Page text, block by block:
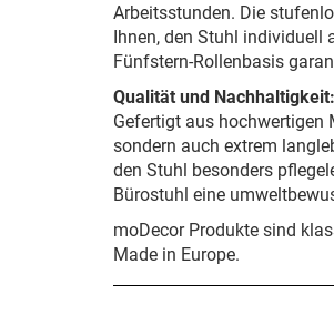
Arbeitsstunden. Die
Ihnen, den Stuhl individuell
Fünfstern-Rollenbasis
Qualität und Nachhaltigkeit:
Gefertigt aus hochwertigen
sondern auch extrem
den Stuhl besonders
Bürostuhl eine
moDecor Produkte sind
Made in Europe.